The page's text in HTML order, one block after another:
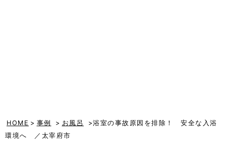
HOME > 事例 > お風呂
>浴室の事故原因を排除！ 安全な入浴
環境へ ／太宰府市